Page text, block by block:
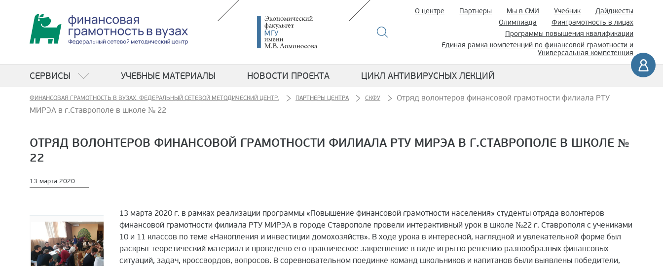
О центре Партнеры Мы в СМИ Учебник
Дайджесты
Олимпиада
Финграмотность в лицах
Программы повышения квалификации
Единая рамка компетенций по финансовой грамотности и
Универсальная компетенция
СЕРВИСЫ УЧЕБНЫЕ МАТЕРИАЛЫ НОВОСТИ ПРОЕКТА ЦИКЛ АНТИВИРУСНЫХ ЛЕКЦИЙ
ФИНАНСОВАЯ ГРАМОТНОСТЬ В ВУЗАХ. ФЕДЕРАЛЬНЫЙ СЕТЕВОЙ МЕТОДИЧЕСКИЙ ЦЕНТР. ПАРТНЕРЫ ЦЕНТРА СКФУ
Отряд волонтеров финансовой грамотности филиала РТУ
МИРЭА в г.Ставрополе в школе № 22
ОТРЯД ВОЛОНТЕРОВ ФИНАНСОВОЙ ГРАМОТНОСТИ ФИЛИАЛА РТУ МИРЭА В Г.СТАВРОПОЛЕ В ШКОЛЕ №
22
13 марта 2020
13 марта 2020 г. в рамках реализации программы «Повышение финансовой грамотности населения» студенты отряда волонтеров
финансовой грамотности филиала РТУ МИРЭА в городе Ставрополе провели интерактивный урок в школе №22 г. Ставрополя с учениками
10 и 11 классов по теме «Накопления и инвестиции домохозяйств». В ходе урока в интересной, наглядной и увлекательной форме был
раскрыт теоретический материал и проведено его практическое закрепление в виде игры по решению разнообразных финансовых
ситуаций, задач, кроссвордов, вопросов. В соревновательном поединке команд школьников и капитанов были выявлены победители,